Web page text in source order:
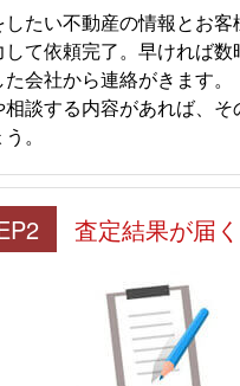
1,200万円
魚
町
3,500万円
町
4,400万円
住
町
5,800万円
住
5,300万円
7,300万円
したい不動産の情報とお客
して依頼完了。早ければ数
会社から連絡がきます。
談する内容があれば、そ
。
査定結果が届く